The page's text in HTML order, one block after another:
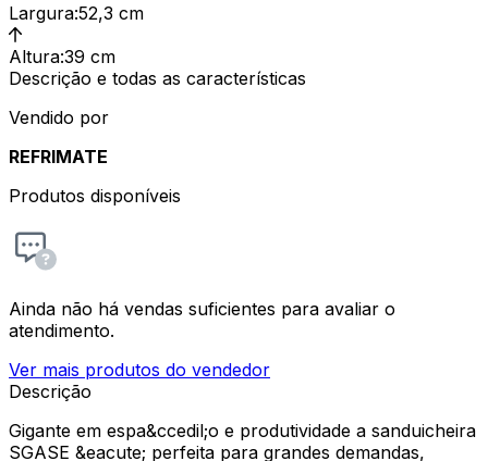
Largura:52,3 cm
Altura:39 cm
Descrição e todas as características
Vendido por
REFRIMATE
Produtos disponíveis
Ainda não há vendas suficientes para avaliar o
atendimento.
Ver mais produtos do vendedor
Descrição
Gigante em espa&ccedil;o e produtividade a sanduicheira
SGASE &eacute; perfeita para grandes demandas,